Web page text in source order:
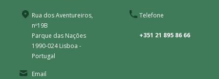
Rua dos Aventureiros,
nº19B
Parque das Nações
1990-024 Lisboa -
Portugal
Telefone
+351 21 895 86 66
Email